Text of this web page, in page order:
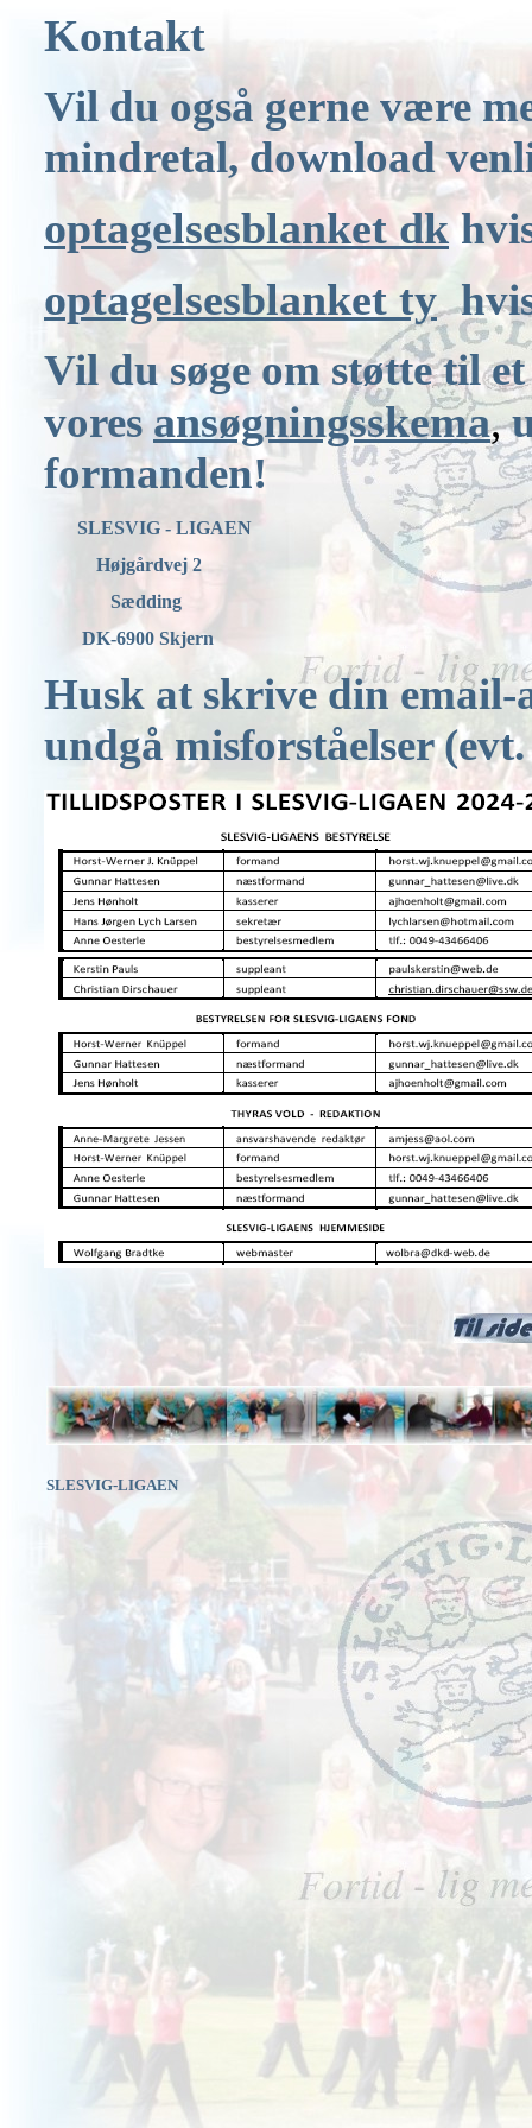
Kontakt
Vil du også gerne være
mindretal, download
optagelsesblanket dk
optagelsesblanket ty
Vil du søge om støtte til
voresansøgningsskema,
formanden!
       SLESVIG - LIGAEN
           Højgårdvej 2
              Sædding
        DK-6900 Skjern
Husk at skrive din email-
undgå misforståelser
SLESVIG-LIGAEN